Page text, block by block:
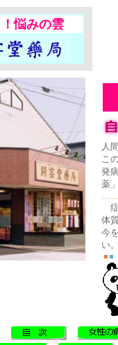
悩みの雲
人
こ
発
薬
症
体
今
い。